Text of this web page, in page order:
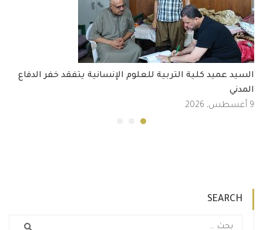
السيد عميد كلية التربية للعلوم الإنسانية يتفقد خفر الدفاع
المدني
9 أغسطس, 2026
SEARCH